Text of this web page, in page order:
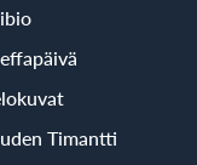
Timantti